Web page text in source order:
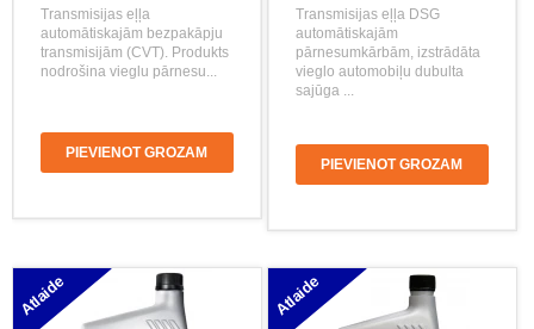
Transmisijas eļļa
automātiskajām bezpakāpju
transmisijām (CVT). Produkts
nodrošina vieglu pārnesu...
PIEVIENOT GROZAM
Transmisijas eļļa DSG
automātiskajām
pārnesumkārbām, izstrādāta
vieglo automobiļu dubulta
sajūga ...
PIEVIENOT GROZAM
Atlaide Atlaide